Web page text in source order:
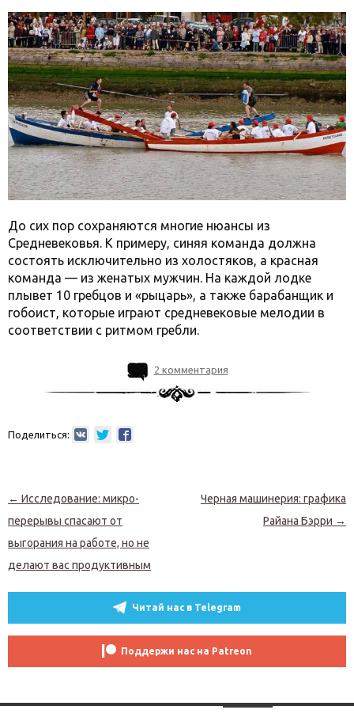
До сих пор сохраняются многие нюансы из
Средневековья. К примеру, синяя команда должна
состоять исключительно из холостяков, а красная
команда — из женатых мужчин. На каждой лодке
плывет 10 гребцов и «рыцарь», а также барабанщик и
гобоист, которые играют средневековые мелодии в
соответствии с ритмом гребли.
2 комментария
Поделиться:
Навигация по записям
← Исследование: микро-
перерывы спасают от
выгорания на работе, но не
делают вас продуктивным
Черная машинерия: графика
Райана Бэрри →
Читай нас в Telegram
Поддержи нас на Patreon